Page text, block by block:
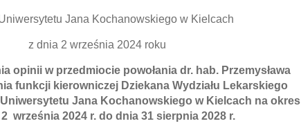
Jana Kochanowskiego w Kielcach
z dnia 2 września 2024 roku
opinii w przedmiocie powołania dr. hab. Przemysława
funkcji kierowniczej Dziekana Wydziału Lekarskiego
Jana Kochanowskiego w Kielcach na okres
września 2024 r. do dnia 31 sierpnia 2028 r.